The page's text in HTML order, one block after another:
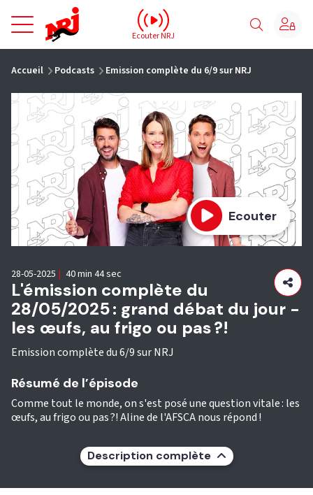
NRJ - Accueil
Ecouter NRJ
Accueil Podcasts Emission complète du 6/9 sur NRJ
Ecouter
L'émission complète du
28/05/2025 : grand débat du jour -
les œufs, au frigo ou pas ?!
Emission complète du 6/9 sur NRJ
28-05-2025 | 40 min 44 sec
Résumé de l’épisode
Comme tout le monde, on s'est posé une question vitale : les
œufs, au frigo ou pas ?! Aline de l'AFSCA nous répond !
Description complète